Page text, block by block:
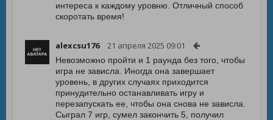
интереса к каждому уровню. Отличный способ
скоротать время!
alexcsu176 21 апреля 2025 09:01
Невозможно пройти и 1 раунда без того, чтобы
игра не зависла. Иногда она завершает
уровень, в других случаях приходится
принудительно останавливать игру и
перезапускать ее, чтобы она снова не зависла.
Сыграл 7 игр, сумел закончить 5, получил